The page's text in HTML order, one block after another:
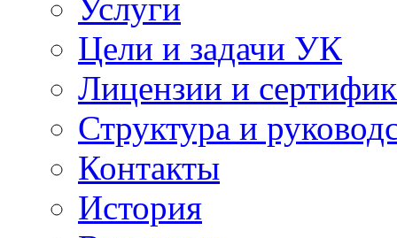
Услуги
Цели и задачи УК
Лицензии и
Структура и
Контакты
История